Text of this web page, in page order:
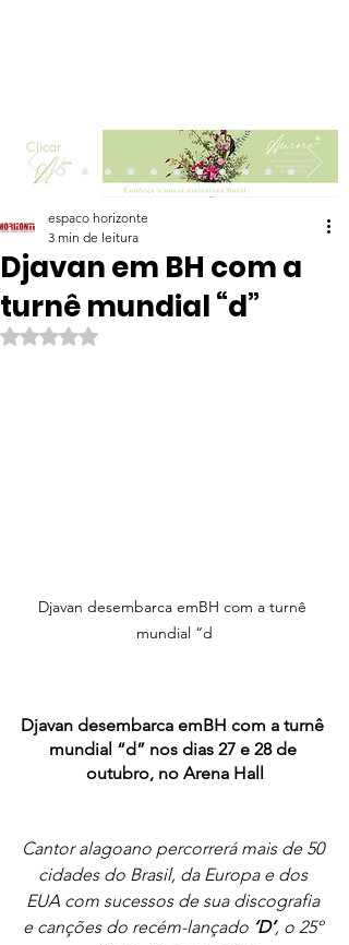
Clicar
Djavan em BH com a
turnê mundial “d”
espaco horizonte
3 min de leitura
Avaliado com NaN de 5 estrelas.
Djavan desembarca emBH com a turnê
mundial “d
Djavan desembarca emBH com a turnê
mundial “d” nos dias 27 e 28 de
outubro, no Arena Hall
Cantor alagoano percorrerá mais de 50
cidades do Brasil, da Europa e dos
EUA com sucessos de sua discografia
e canções do recém-lançado ‘D’, o 25º